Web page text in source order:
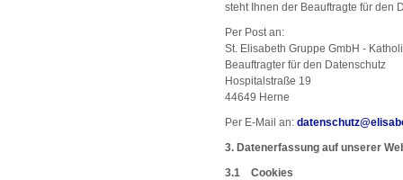
steht Ihnen der Beauftragte für den
Per Post an:
St. Elisabeth Gruppe GmbH -
Beauftragter für den Datenschutz
Hospitalstraße 19
44649 Herne
Per E-Mail an: datenschutz@
3. Datenerfassung auf unserer
3.1 Cookies